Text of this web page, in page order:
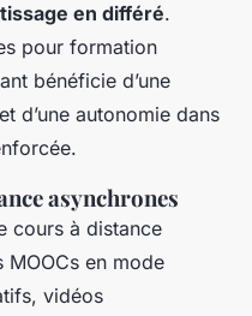
en différé.
pour formation
bénéficie d’une
d’une autonomie dans
asynchrones
cours à distance
MOOCs en mode
vidéos